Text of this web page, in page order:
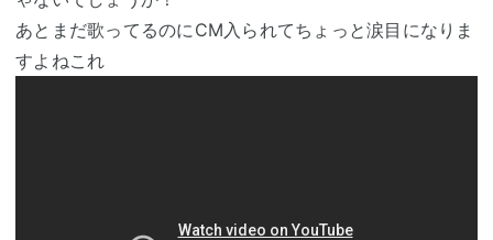
あとまだ歌ってるのにCM入られてちょっと涙目になりま
すよねこれ